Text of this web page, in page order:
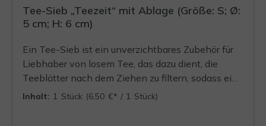
Tee-Sieb „Teezeit“ mit Ablage (Größe: S; Ø:
5 cm; H: 6 cm)
Ein Tee-Sieb ist ein unverzichtbares Zubehör für
Liebhaber von losem Tee, das dazu dient, die
Teeblätter nach dem Ziehen zu filtern, sodass eine
klare, rückstandsfreie Tasse Tee entsteht. Dieses
Inhalt: 1 Stück (6,50 €* / 1 Stück)